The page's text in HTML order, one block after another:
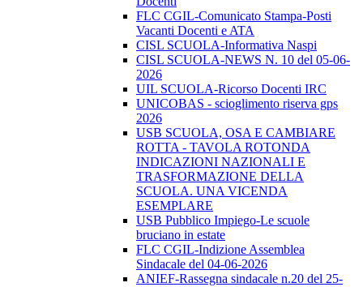
FLC CGIL-Comunicato Stampa-Posti
Vacanti Docenti e ATA
CISL SCUOLA-Informativa Naspi
CISL SCUOLA-NEWS N. 10 del 05-06-
2026
UIL SCUOLA-Ricorso Docenti IRC
UNICOBAS - scioglimento riserva gps
2026
USB SCUOLA, OSA E CAMBIARE
ROTTA - TAVOLA ROTONDA
INDICAZIONI NAZIONALI E
TRASFORMAZIONE DELLA
SCUOLA. UNA VICENDA
ESEMPLARE
USB Pubblico Impiego-Le scuole
bruciano in estate
FLC CGIL-Indizione Assemblea
Sindacale del 04-06-2026
ANIEF-Rassegna sindacale n.20 del 25-